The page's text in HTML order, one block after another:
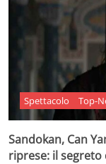
Spettacolo Top-
Sandokan, Can
riprese: il segreto